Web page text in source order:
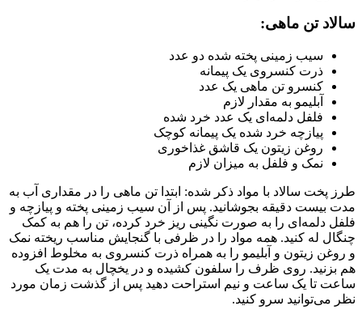
سالاد تن ماهی:
سیب زمینی پخته شده دو عدد
ذرت کنسروی یک پیمانه
کنسرو تن ماهی یک عدد
آبلیمو به مقدار لازم
فلفل دلمه‌ای یک عدد خرد شده
پیازچه خرد شده یک پیمانه کوچک
روغن زیتون یک قاشق غذاخوری
نمک و فلفل به میزان لازم
طرز پخت سالاد با مواد ذکر شده: ابتدا تن ماهی را در مقداری آب به
مدت بیست دقیقه بجوشانید. پس از آن سیب زمینی پخته و پیازچه و
فلفل دلمه‌ای را به صورت نگینی ریز خرد کرده، تن را هم به کمک
چنگال له کنید. همه مواد را در ظرفی با گنجایش مناسب ریخته نمک
و روغن زیتون و آبلیمو را به همراه ذرت کنسروی به مخلوط افزوده
هم بزنید. روی ظرف را سلفون کشیده و در یخچال به مدت یک
ساعت تا یک ساعت و نیم استراحت دهید پس از گذشت زمان مورد
نظر می‌توانید سرو کنید.